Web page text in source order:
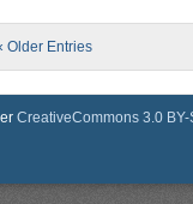
navigation
Older Entries
CreativeCommons 3.0